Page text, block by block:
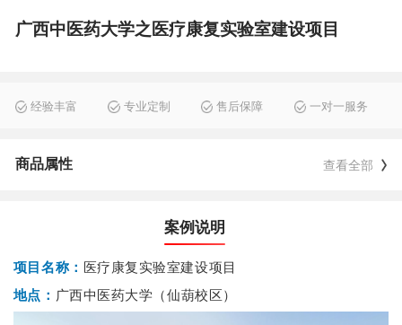
广西中医药大学之医疗康复实验室建设项目
经验丰富 专业定制 售后保障 一对一服务
商品属性 查看全部
案例说明
项目名称： 医疗康复实验室建设项目
地点： 广西中医药大学（仙葫校区）